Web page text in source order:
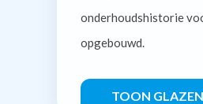
onderhoudshistorie
opgebouwd.
TOON